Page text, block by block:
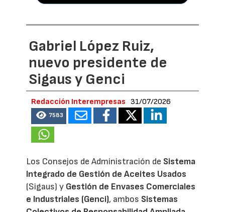
Gabriel López Ruiz,
nuevo presidente de
Sigaus y Genci
Redacción Interempresas 31/07/2026
7583
Los Consejos de Administración de Sistema
Integrado de Gestión de Aceites Usados
(Sigaus) y Gestión de Envases Comerciales
e Industriales (Genci), ambos Sistemas